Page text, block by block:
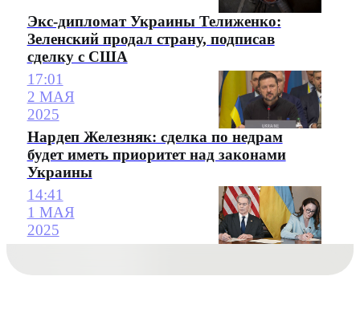
Экс-дипломат Украины Телиженко:
Зеленский продал страну, подписав
сделку с США
17:01
2 МАЯ
2025
Нардеп Железняк: сделка по недрам
будет иметь приоритет над законами
Украины
14:41
1 МАЯ
2025